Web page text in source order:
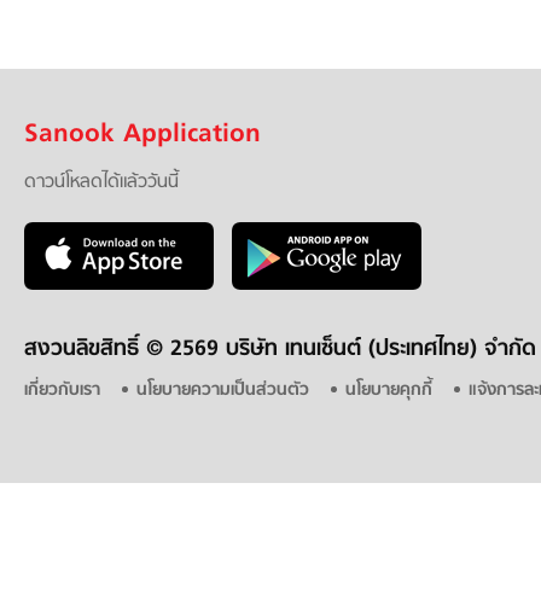
Sanook Application
ดาวน์โหลดได้แล้ววันนี้
สงวนลิขสิทธิ์ © 2569 บริษัท เทนเซ็นต์ (ประเทศไทย) จำกัด
เกี่ยวกับเรา นโยบายความเป็นส่วนตัว นโยบายคุกกี้ แจ้งการล